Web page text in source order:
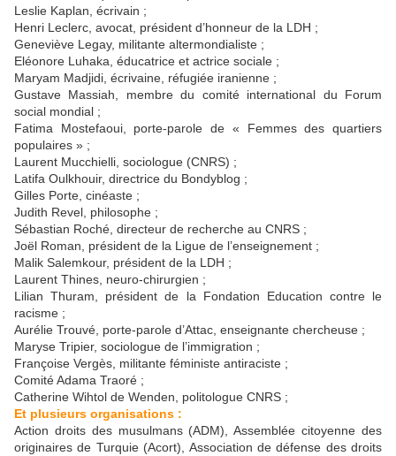
Leslie Kaplan, écrivain ;
Henri Leclerc, avocat, président d’honneur de la LDH ;
Geneviève Legay, militante altermondialiste ;
Eléonore Luhaka, éducatrice et actrice sociale ;
Maryam Madjidi, écrivaine, réfugiée iranienne ;
Gustave Massiah, membre du comité international du Forum
social mondial ;
Fatima Mostefaoui, porte-parole de « Femmes des quartiers
populaires » ;
Laurent Mucchielli, sociologue (CNRS) ;
Latifa Oulkhouir, directrice du Bondyblog ;
Gilles Porte, cinéaste ;
Judith Revel, philosophe ;
Sébastian Roché, directeur de recherche au CNRS ;
Joël Roman, président de la Ligue de l’enseignement ;
Malik Salemkour, président de la LDH ;
Laurent Thines, neuro-chirurgien ;
Lilian Thuram, président de la Fondation Education contre le
racisme ;
Aurélie Trouvé, porte-parole d’Attac, enseignante chercheuse ;
Maryse Tripier, sociologue de l’immigration ;
Françoise Vergès, militante féministe antiraciste ;
Comité Adama Traoré ;
Catherine Wihtol de Wenden, politologue CNRS ;
Et plusieurs organisations :
Action droits des musulmans (ADM), Assemblée citoyenne des
originaires de Turquie (Acort), Association de défense des droits